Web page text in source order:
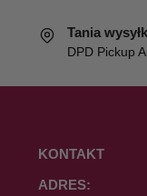
Tania
DPD Pickup
KONTAKT
ADRES: